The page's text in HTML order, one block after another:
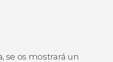
se os mostrará un